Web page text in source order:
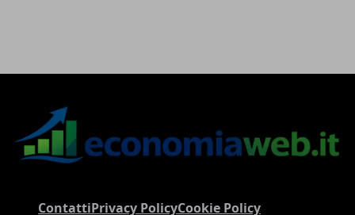
ContattiPrivacy PolicyCookie Policy